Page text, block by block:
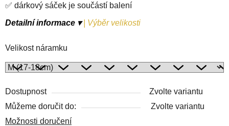
✅ dárkový sáček je součástí balení
Detailní informace ▾
Výběr velikosti
Velikost náramku
Dostupnost
Zvolte variantu
Můžeme doručit do:
Zvolte variantu
Možnosti doručení